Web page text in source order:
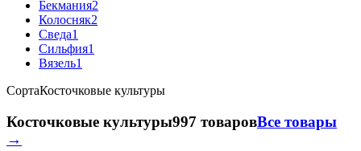
Бекмания2
Колосняк2
Сведа1
Сильфия1
Вязель1
СортаКосточковые культуры
Косточковые культуры997 товаровВсе товары
→